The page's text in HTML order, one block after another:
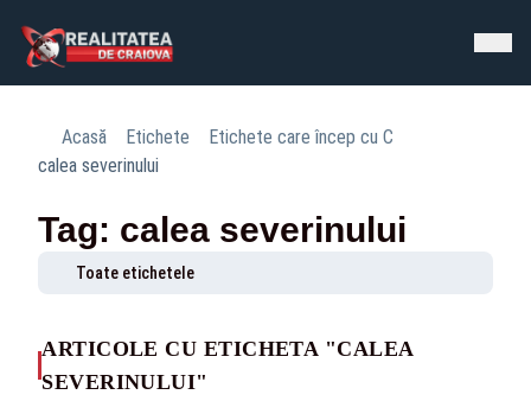
Acasă Etichete
Etichete care încep cu C
calea severinului
Tag: calea severinului
Toate etichetele
ARTICOLE CU ETICHETA "CALEA
SEVERINULUI"